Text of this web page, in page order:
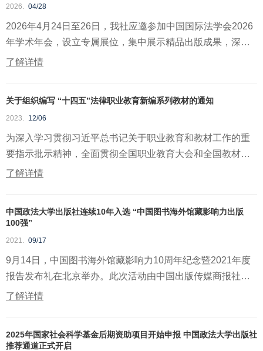
2026. 04/28
2026年4月24日至26日，我社应邀参加中国国际法学会2026
年学术年会，设立专属展位，集中展示精品出版成果，深度
开展学...
了解详情
关于组织编写 “十四五”法律职业教育新编系列教材的通知
2023. 12/06
为深入学习贯彻习近平总书记关于职业教育和教材工作的重
要指示批示精神，全面贯彻全国职业教育大会和全国教材工
作会议...
了解详情
中国政法大学出版社连续10年入选 “中国图书海外馆藏影响力出版
100强”
2021. 09/17
9月14日，中国图书海外馆藏影响力10周年纪念暨2021年度
报告发布礼在北京举办。此次活动由中国出版传媒商报社、
北京外...
了解详情
2025年国家社会科学基金后期资助项目开始申报 中国政法大学出版社
推荐通道正式开启